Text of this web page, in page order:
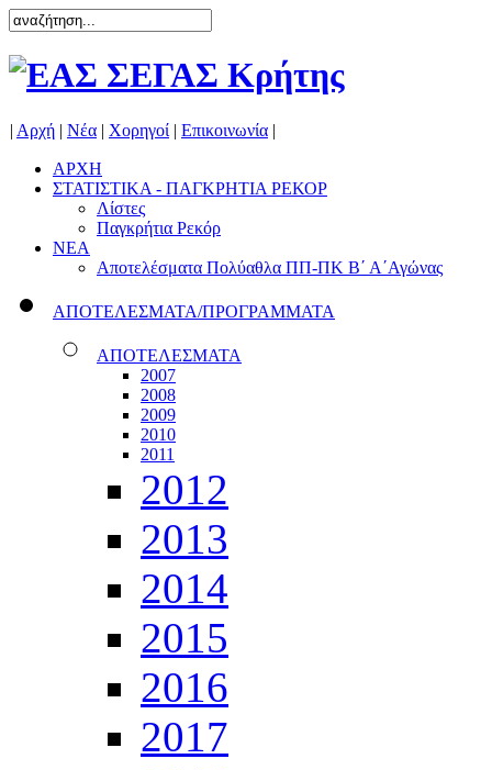
| Αρχή | Νέα | Χορηγοί | Επικοινωνία |
ΑΡΧΗ
ΣΤΑΤΙΣΤΙΚΑ - ΠΑΓΚΡΗΤΙΑ ΡΕΚΟΡ
Λίστες
Παγκρήτια Ρεκόρ
ΝΕΑ
Αποτελέσματα Πολύαθλα ΠΠ-ΠΚ Β΄ Α΄Αγώνας
ΑΠΟΤΕΛΕΣΜΑΤΑ/ΠΡΟΓΡΑΜΜΑΤΑ
ΑΠΟΤΕΛΕΣΜΑΤΑ
2007
2008
2009
2010
2011
2012
2013
2014
2015
2016
2017